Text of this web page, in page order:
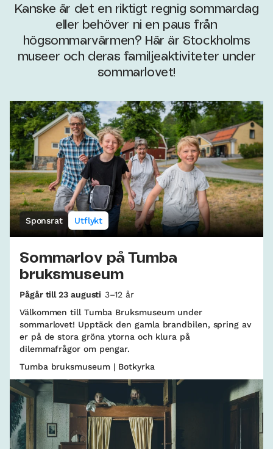
Kanske är det en riktigt regnig sommardag
eller behöver ni en paus från
högsommarvärmen? Här är Stockholms
museer och deras familjeaktiviteter under
sommarlovet!
Sponsrat Utflykt
Sommarlov på Tumba
bruksmuseum
Pågår till 23 augusti 3–12 år
Välkommen till Tumba Bruksmuseum under
sommarlovet! Upptäck den gamla brandbilen, spring av
er på de stora gröna ytorna och klura på
dilemmafrågor om pengar.
Tumba bruksmuseum | Botkyrka